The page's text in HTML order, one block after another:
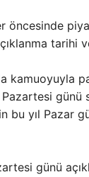
öncesinde
tarihi
kamuoyuyla
günü
bu yıl Pazar
günü